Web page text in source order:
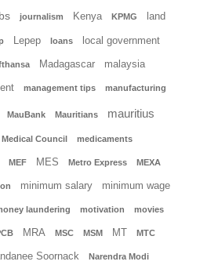
journalism Kenya KPMG land
Lepep loans local government
Madagascar malaysia
management tips manufacturing
MauBank Mauritians mauritius
Medical Council medicaments
MEF MES Metro Express MEXA
minimum salary minimum wage
laundering motivation movies
MRA MSC MSM MT MTC
Soornack Narendra Modi